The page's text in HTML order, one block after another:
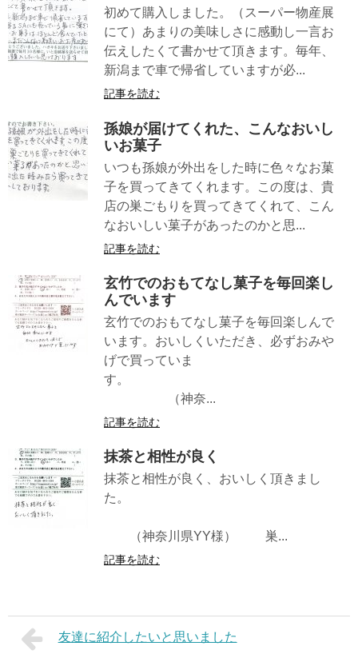
初めて購入しました。（スーパー物産展
にて）あまりの美味しさに感動し一言お
伝えしたくて書かせて頂きます。毎年、
新潟まで車で帰省していますが必...
記事を読む
孫娘が届けてくれた、こんなおいし
いお菓子
いつも孫娘が外出をした時に色々なお菓
子を買ってきてくれます。この度は、貴
店の巣ごもりを買ってきてくれて、こん
なおいしい菓子があったのかと思...
記事を読む
玄竹でのおもてなし菓子を毎回楽し
んでいます
玄竹でのおもてなし菓子を毎回楽しんで
います。おいしくいただき、必ずおみや
げで買っていま
す。
（神奈...
記事を読む
抹茶と相性が良く
抹茶と相性が良く、おいしく頂きまし
た。
（神奈川県YY様） 巣...
記事を読む
友達に紹介したいと思いました